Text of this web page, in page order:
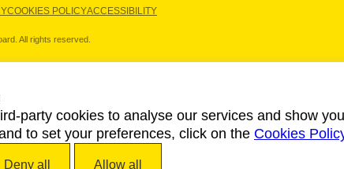
COOKIES POLICYACCESSIBILITY
All rights reserved.
party cookies to analyse our services and show
to set your preferences, click on the Cookies
Deny all Allow all